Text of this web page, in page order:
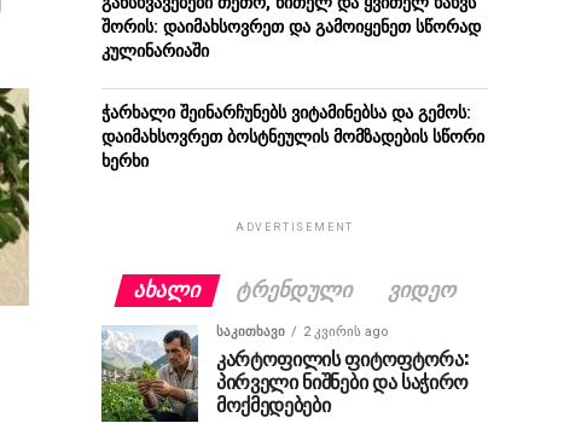
შორის: დაიმახსოვრეთ და გამოიყენეთ სწორად
კულინარიაში
ჭარხალი შეინარჩუნებს ვიტამინებსა და გემოს:
დაიმახსოვრეთ ბოსტნეულის მომზადების სწორი
ხერხი
ADVERTISEMENT
ᲐᲮᲐᲚᲘ ᲢᲠᲔᲜᲓᲣᲚᲘ ᲕᲘᲓᲔᲝ
ᲡᲐᲙᲘᲗᲮᲐᲕᲘ 2 კვირის ago
კარტოფილის ფიტოფტორა:
პირველი ნიშნები და საჭირო
მოქმედებები